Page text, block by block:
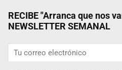
RECIBE "Arranca que nos
NEWSLETTER SEMANAL